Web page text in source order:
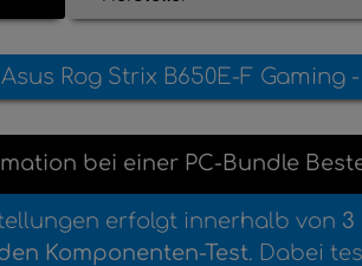
Rog Strix B650E-F Gaming
bei einer PC-Bundle
erfolgt innerhalb von 3
Komponenten-Test. Dabei